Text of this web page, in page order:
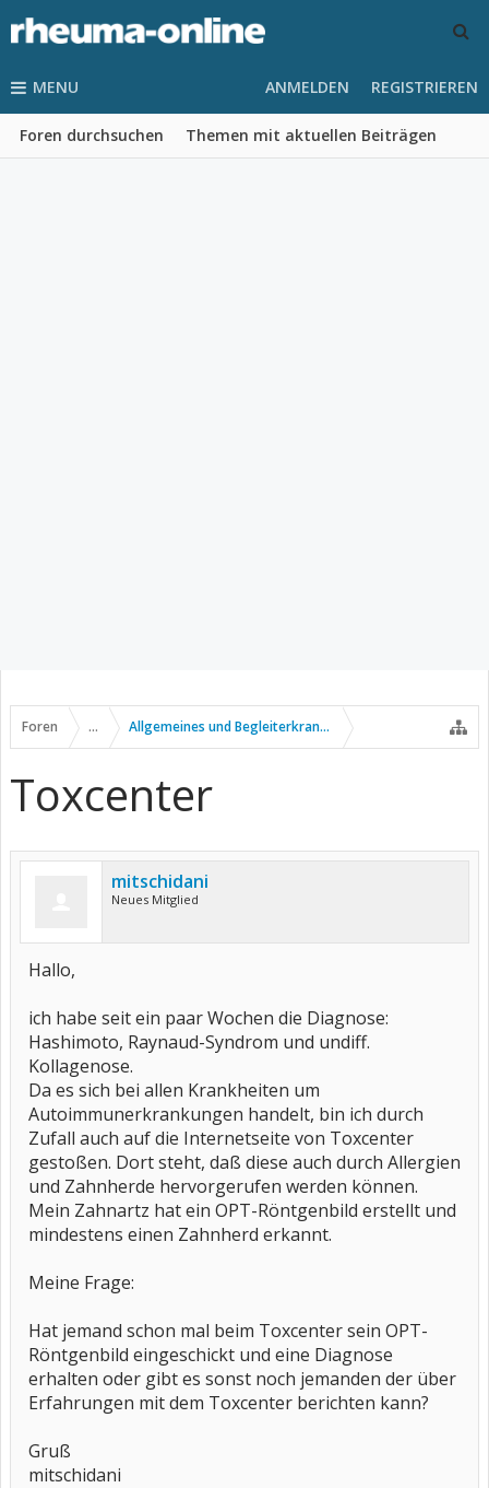
MENU
Foren durchsuchen Themen mit aktuellen Beiträgen
ANMELDEN REGISTRIEREN
Foren ... Allgemeines und Begleiterkrankungen
Toxcenter
mitschidani
Neues Mitglied
Hallo,
ich habe seit ein paar Wochen die Diagnose:
Hashimoto, Raynaud-Syndrom und undiff.
Kollagenose.
Da es sich bei allen Krankheiten um
Autoimmunerkrankungen handelt, bin ich durch
Zufall auch auf die Internetseite von Toxcenter
gestoßen. Dort steht, daß diese auch durch Allergien
und Zahnherde hervorgerufen werden können.
Mein Zahnartz hat ein OPT-Röntgenbild erstellt und
mindestens einen Zahnherd erkannt.
Meine Frage:
Hat jemand schon mal beim Toxcenter sein OPT-
Röntgenbild eingeschickt und eine Diagnose
erhalten oder gibt es sonst noch jemanden der über
Erfahrungen mit dem Toxcenter berichten kann?
Gruß
mitschidani